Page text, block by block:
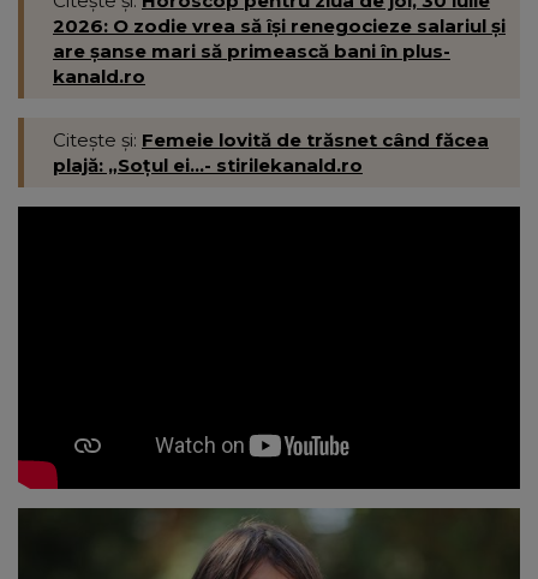
2026: O zodie vrea să își renegocieze salariul și
are șanse mari să primească bani în plus-
kanald.ro
Citește și: Femeie lovită de trăsnet când făcea
plajă: „Soțul ei...- stirilekanald.ro